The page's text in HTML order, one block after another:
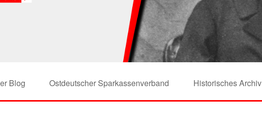
Blog Ostdeutscher Sparkassenverband Historisches Archiv